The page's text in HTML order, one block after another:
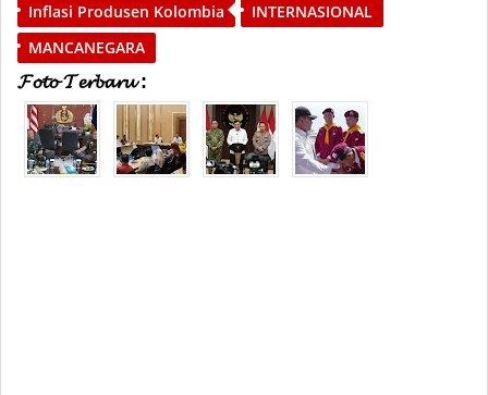
Inflasi Produsen Kolombia
INTERNASIONAL
MANCANEGARA
𝓕𝓸𝓽𝓸 𝓣𝓮𝓻𝓫𝓪𝓻𝓾 :